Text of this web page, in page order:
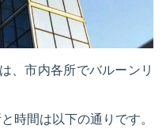
、市内各所でバルーンリ
時間は以下の通りです。